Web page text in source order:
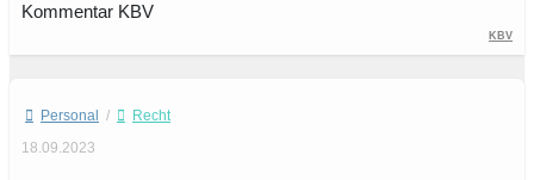
Kommentar KBV
KBV
Personal /
Recht
18.09.2023